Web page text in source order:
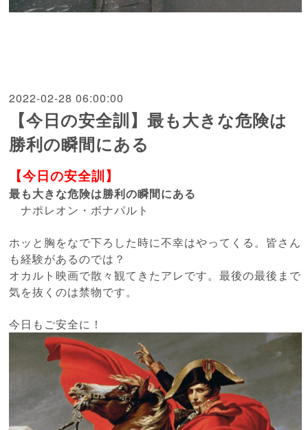
2022-02-28 06:00:00
【今日の安全訓】最も大きな危険は
勝利の瞬間にある
【今日の安全訓】
最も大きな危険は勝利の瞬間にある
ナポレオン・ボナパルト
ホッと胸をなで下ろした時に不幸はやってくる。皆さん
も経験があるのでは？
オカルト映画で散々観てきたアレです。最後の最後まで
気を抜くのは禁物です。
今日もご安全に！